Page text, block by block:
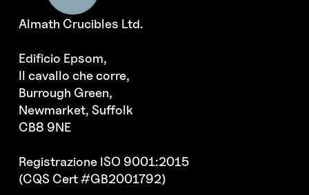
Almath Crucibles Ltd.
Edificio Epsom,
Il cavallo che corre,
Burrough Green,
Newmarket, Suffolk
CB8 9NE
Registrazione ISO 9001:2015
(CQS Cert #GB2001792)